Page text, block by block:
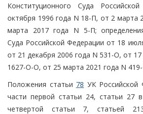
Конституционного Суда
октября 1996 года N 18-П, от 2 марта
марта 2017 года N 5-П;
Суда Российской Федерации от 18
от 21 декабря 2006 года N 531-О, от
1627-О-О, от 25 марта 2021 года N
Положения статьи 78 УК Российской
части первой статьи 24, статьи 27
четвертой статьи 7, статьей